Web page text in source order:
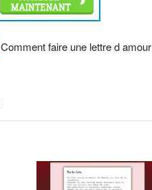
Comment faire une lettre d amour